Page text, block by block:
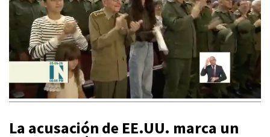
La acusación de EE.UU. marca un